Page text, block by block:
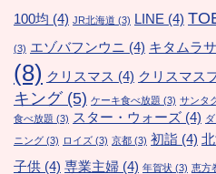
100均 (4) JR北海道 (3) LINE (4)
(3) エゾバフンウニ (4) キタムラ
(8) クリスマス (4) クリスマス
キング(5) ケーキ食べ放題 (3) サンタ
食べ放題 (3) スター・ウォーズ (4)
ニング (3) ロイズ (3) 京都 (3) 初詣 (4)
子供 (4) 専業主婦 (4) 年賀状 (3) 恵方